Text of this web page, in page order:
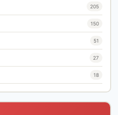
205
150
51
27
18